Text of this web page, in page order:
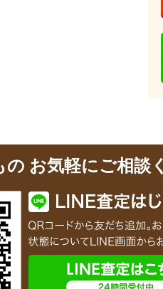
の お気軽にご相談